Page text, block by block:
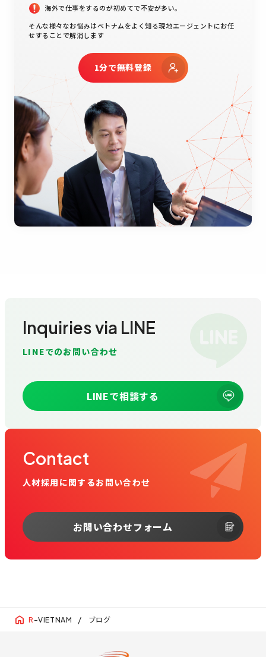
海外で仕事をするのが初めてで不安が多い。
そんな様々なお悩みはベトナムをよく知る現地エージェントにお任
せすることで解消します
1分で無料登録
Inquiries via LINE
LINEでのお問い合わせ
LINEで相談する
Contact
人材採用に関するお問い合わせ
お問い合わせフォーム
R -VIETNAM ブログ